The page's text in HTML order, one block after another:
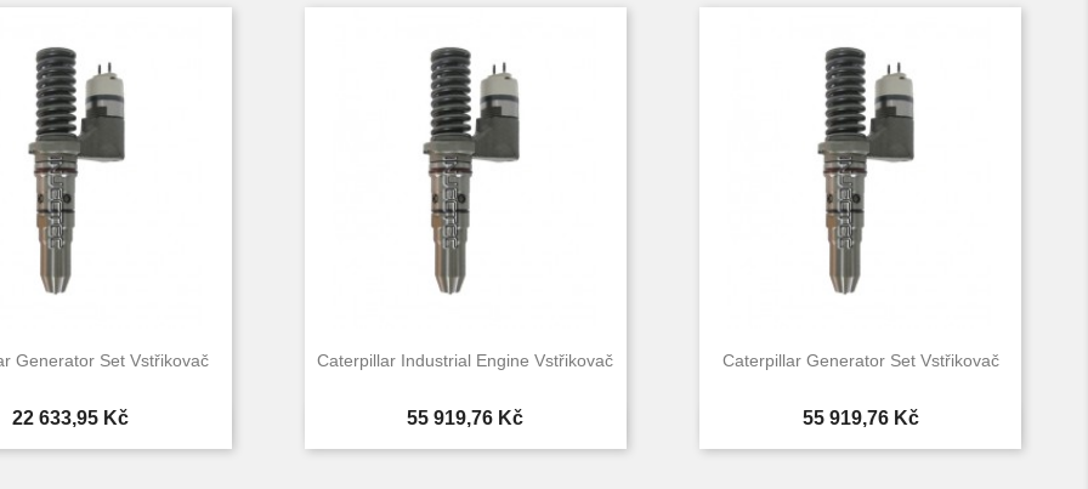
Generator Set Vstřikovač
Cena
22 633,95 Kč
 Rychlý náhled
Caterpillar Industrial Engine Vstřikovač
Cena
55 919,76 Kč
 Rychlý náhled
Caterpillar Generator Set Vstřikovač
Cena
55 919,76 Kč
 Rychlý náhled